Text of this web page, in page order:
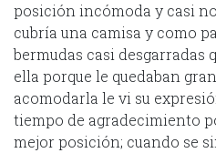
posición incómoda y casi
cubría una camisa y como
bermudas casi desgarradas
ella porque le quedaban
acomodarla le vi su
tiempo de agradecimiento
mejor posición; cuando se